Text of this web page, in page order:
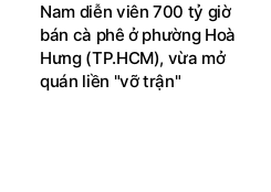
Nam diễn viên 700 tỷ giờ
bán cà phê ở phường Hoà
Hưng (TP.HCM), vừa mở
quán liền "vỡ trận"